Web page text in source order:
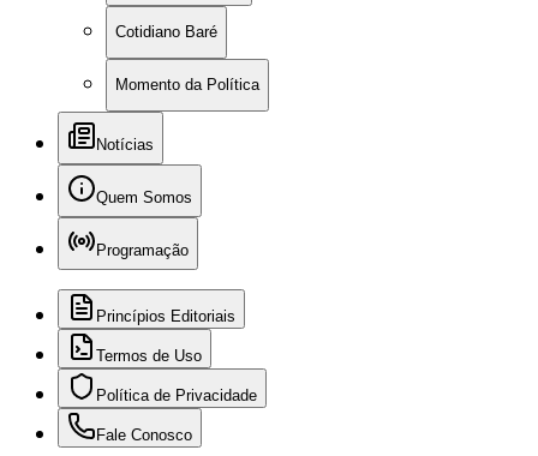
Cotidiano Baré
Momento da Política
Notícias
Quem Somos
Programação
Princípios Editoriais
Termos de Uso
Política de Privacidade
Fale Conosco